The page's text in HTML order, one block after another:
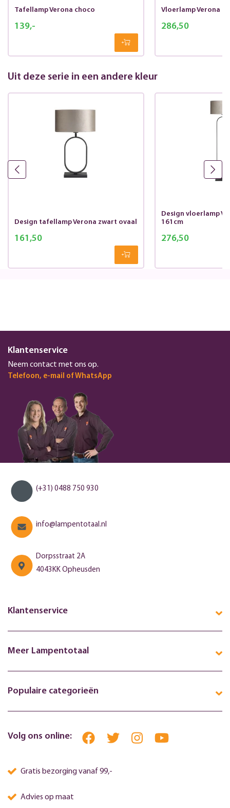
Tafellamp Verona choco
139,-
Vloerlamp Verona
286,50
Uit deze serie in een andere kleur
Design tafellamp Verona zwart ovaal
161,50
Design vloerlamp
161cm
276,50
Klantenservice
Neem contact met ons op.
Telefoon, e-mail of WhatsApp
(+31) 0488 750 930
info@lampentotaal.nl
Dorpsstraat 2A
4043KK Opheusden
Klantenservice
Meer Lampentotaal
Populaire categorieën
Volg ons online:
Gratis bezorging vanaf 99,-
Advies op maat